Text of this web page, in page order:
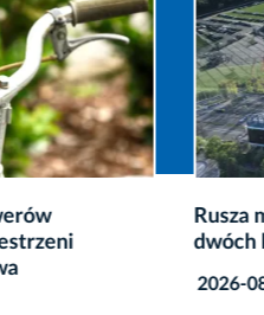
Rusza
dwóch
2026-08-07